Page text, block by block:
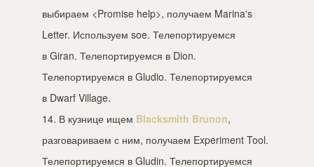
выбираем <Promise help>, получаем Marina's
Letter. Используем soe. Телепортируемся
в Giran. Телепортируемся в Dion.
Телепортируемся в Gludio. Телепортируемся
в Dwarf Village.
14. В кузнице ищем Blacksmith Brunon,
разговариваем с ним, получаем Experiment Tool.
Телепортируемся в Gludin. Телепортируемся